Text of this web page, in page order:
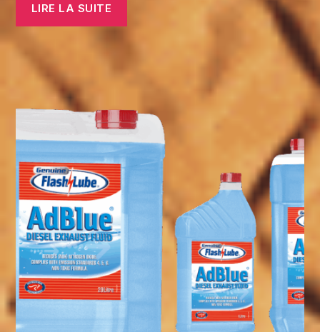
LIRE LA SUITE